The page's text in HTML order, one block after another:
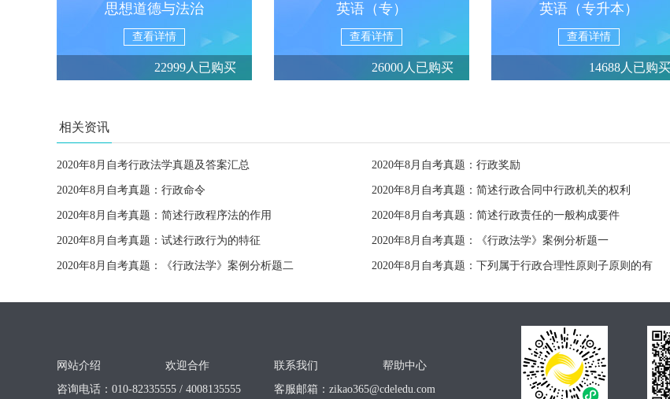
思想道德与法治
查看详情
22999人已购买
英语（专）
查看详情
26000人已购买
英语（专升本）
查看详情
14688人已购买
相关资讯
2020年8月自考行政法学真题及答案汇总 2020年8月自考真题：行政奖励
2020年8月自考真题：行政命令 2020年8月自考真题：简述行政合同中行政机关的权利
2020年8月自考真题：简述行政程序法的作用 2020年8月自考真题：简述行政责任的一般构成要件
2020年8月自考真题：试述行政行为的特征 2020年8月自考真题：《行政法学》案例分析题一
2020年8月自考真题：《行政法学》案例分析题二 2020年8月自考真题：下列属于行政合理性原则子原则的有
网站介绍 欢迎合作 联系我们
帮助中心
咨询电话：010-82335555 / 4008135555
客服邮箱： zikao365@cdeledu.com